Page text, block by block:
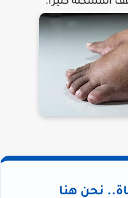
نحن هنا